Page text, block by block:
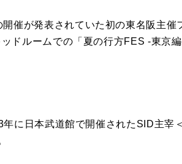
開催が発表されていた初の東名阪主
ドルームでの「夏の行方FES -東京
年に日本武道館で開催されたSID主